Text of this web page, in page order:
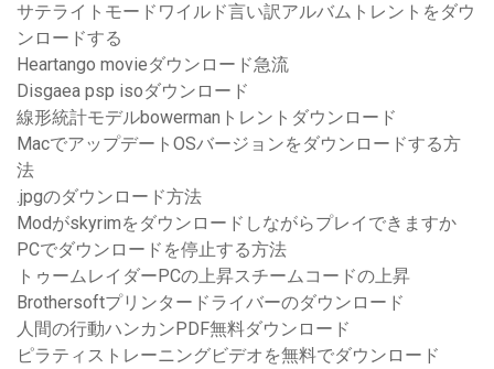
サテライトモードワイルド言い訳アルバムトレントをダウ
ンロードする
Heartango movieダウンロード急流
Disgaea psp isoダウンロード
線形統計モデルbowermanトレントダウンロード
MacでアップデートOSバージョンをダウンロードする方
法
.jpgのダウンロード方法
Modがskyrimをダウンロードしながらプレイできますか
PCでダウンロードを停止する方法
トゥームレイダーPCの上昇スチームコードの上昇
Brothersoftプリンタードライバーのダウンロード
人間の行動ハンカンPDF無料ダウンロード
ピラティストレーニングビデオを無料でダウンロード